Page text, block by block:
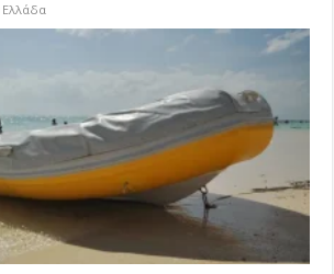
Ελλάδα